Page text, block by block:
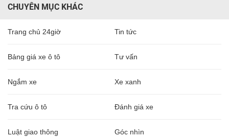
CHUYÊN MỤC KHÁC
Trang chủ 24giờ Tin tức
Bảng giá xe ô tô Tư vấn
Ngắm xe Xe xanh
Tra cứu ô tô Đánh giá xe
Luật giao thông Góc nhìn